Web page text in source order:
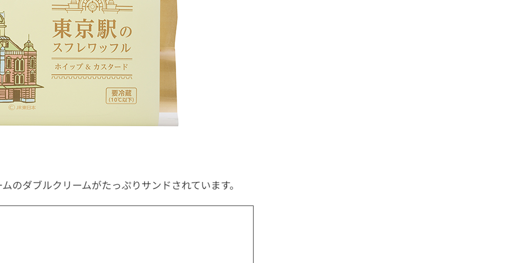
のダブルクリームがたっぷりサンドされています。